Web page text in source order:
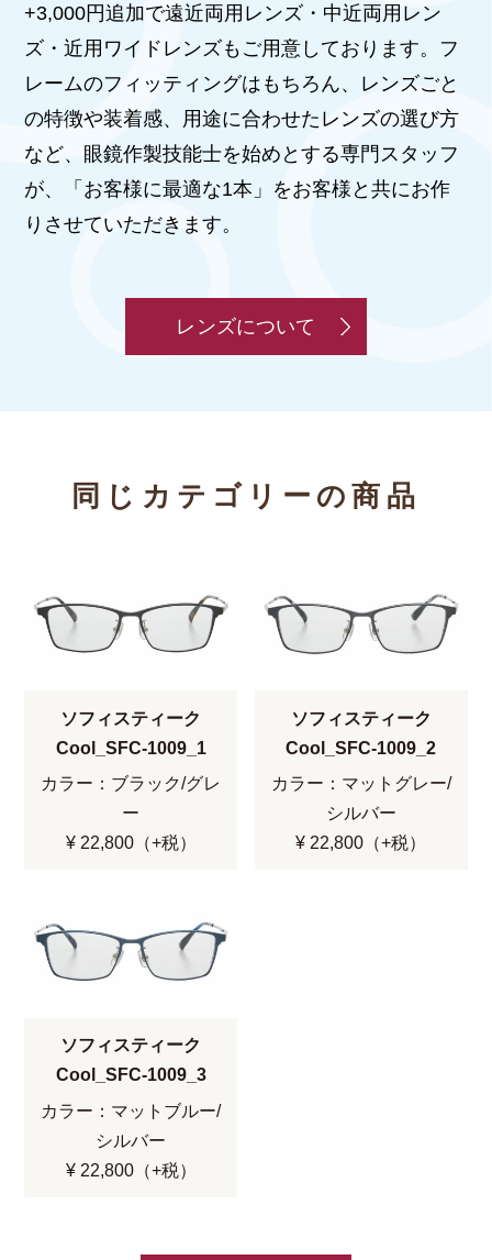
+3,000円追加で遠近両用レンズ・中近両用レン
ズ・近用ワイドレンズもご用意しております。フ
レームのフィッティングはもちろん、レンズごと
の特徴や装着感、用途に合わせたレンズの選び方
など、眼鏡作製技能士を始めとする専門スタッフ
が、「お客様に最適な1本」をお客様と共にお作
りさせていただきます。
レンズについて
同じカテゴリーの商品
ソフィスティーク
Cool_SFC-1009_1
カラー：ブラック/グレ
ー
¥ 22,800（+税）
ソフィスティーク
Cool_SFC-1009_2
カラー：マットグレー/
シルバー
¥ 22,800（+税）
ソフィスティーク
Cool_SFC-1009_3
カラー：マットブルー/
シルバー
¥ 22,800（+税）